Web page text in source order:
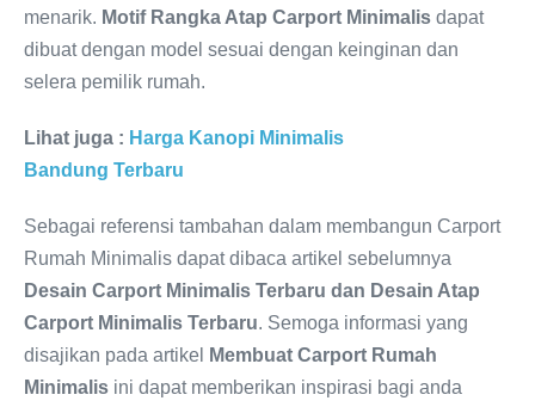
menarik. Motif Rangka Atap Carport Minimalis dapat
dibuat dengan model sesuai dengan keinginan dan
selera pemilik rumah.
Lihat juga : Harga Kanopi Minimalis
Bandung Terbaru
Sebagai referensi tambahan dalam membangun Carport
Rumah Minimalis dapat dibaca artikel sebelumnya
Desain Carport Minimalis Terbaru dan Desain Atap
Carport Minimalis Terbaru. Semoga informasi yang
disajikan pada artikel
Membuat Carport Rumah
Minimalis ini dapat memberikan inspirasi bagi anda